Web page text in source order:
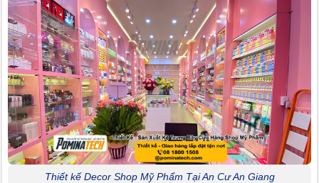
Thiết kế Decor Shop Mỹ Phẩm Tại An Cư An Giang